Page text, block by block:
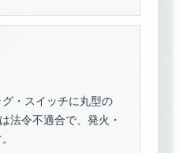
・スイッチに丸型の
法令不適合で、発火・